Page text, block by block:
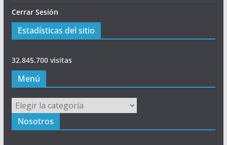
Cerrar Sesión
Estadísticas del sitio
32.845.700 visitas
Menú
Menú
Nosotros